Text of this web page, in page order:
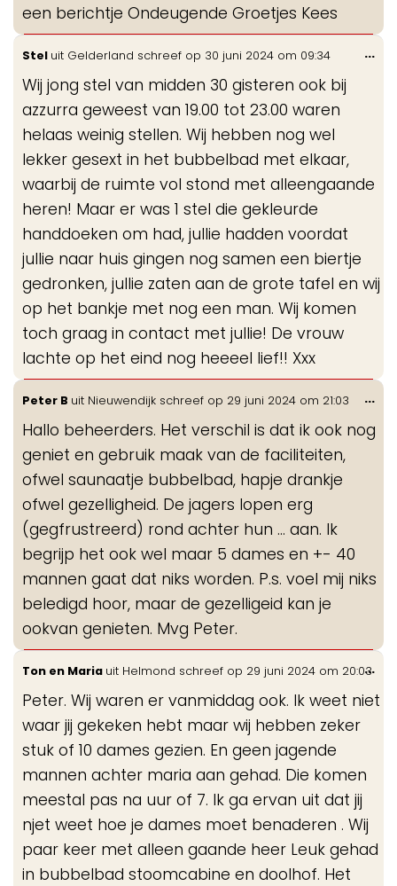
een berichtje Ondeugende Groetjes Kees
Stel uit Gelderland schreef op 30 juni 2024 om 09:34
Wij jong stel van midden 30 gisteren ook bij
azzurra geweest van 19.00 tot 23.00 waren
helaas weinig stellen. Wij hebben nog wel
lekker gesext in het bubbelbad met elkaar,
waarbij de ruimte vol stond met alleengaande
heren! Maar er was 1 stel die gekleurde
handdoeken om had, jullie hadden voordat
jullie naar huis gingen nog samen een biertje
gedronken, jullie zaten aan de grote tafel en wij
op het bankje met nog een man. Wij komen
toch graag in contact met jullie! De vrouw
lachte op het eind nog heeeel lief!! Xxx
...
Peter B uit Nieuwendijk schreef op 29 juni 2024 om 21:03
Hallo beheerders. Het verschil is dat ik ook nog
geniet en gebruik maak van de faciliteiten,
ofwel saunaatje bubbelbad, hapje drankje
ofwel gezelligheid. De jagers lopen erg
(gegfrustreerd) rond achter hun ... aan. Ik
begrijp het ook wel maar 5 dames en +- 40
mannen gaat dat niks worden. P.s. voel mij niks
beledigd hoor, maar de gezelligeid kan je
ookvan genieten. Mvg Peter.
...
Ton en Maria uit Helmond schreef op 29 juni 2024 om 20:03
Peter. Wij waren er vanmiddag ook. Ik weet niet
waar jij gekeken hebt maar wij hebben zeker
stuk of 10 dames gezien. En geen jagende
mannen achter maria aan gehad. Die komen
meestal pas na uur of 7. Ik ga ervan uit dat jij
njet weet hoe je dames moet benaderen . Wij
paar keer met alleen gaande heer Leuk gehad
in bubbelbad stoomcabine en doolhof. Het
...